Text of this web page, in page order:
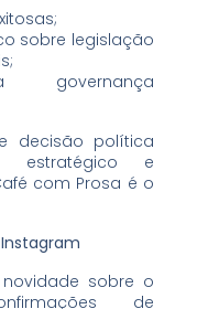
sobre legislação
governança
decisão política
estratégico e
com Prosa é o
sobre o
de